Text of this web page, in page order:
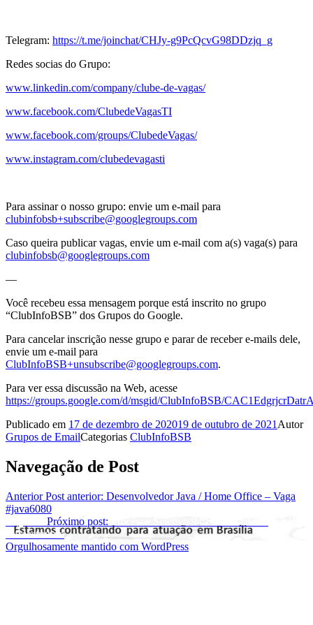
Telegram: https://t.me/joinchat/CHJy-g9PcQcvG98DDzjq_g
Redes socias do Grupo:
www.linkedin.com/company/clube-de-vagas/
www.facebook.com/ClubedeVagasTI
www.facebook.com/groups/ClubedeVagas/
www.instagram.com/clubedevagasti
Para assinar o nosso grupo: envie um e-mail para
clubinfobsb+subscribe@googlegroups.com
Caso queira publicar vagas, envie um e-mail com a(s) vaga(s) para
clubinfobsb@googlegroups.com
—
Você recebeu essa mensagem porque está inscrito no grupo
“ClubInfoBSB” dos Grupos do Google.
Para cancelar inscrição nesse grupo e parar de receber e-mails dele,
envie um e-mail para
ClubInfoBSB+unsubscribe@googlegroups.com.
Para ver essa discussão na Web, acesse
https://groups.google.com/d/msgid/ClubInfoBSB/
Publicado em 17 de dezembro de 202019 de outubro de 2021 Autor
Grupos de EmailCategorias ClubInfoBSB
Navegação de Post
Anterior Post anterior: Desenvolvedor Java / Home Office – Vaga
#java6080
Próximo post:
Processo Seletivo 940 – Analista de
Infraestrutura
Orgulhosamente mantido com WordPress